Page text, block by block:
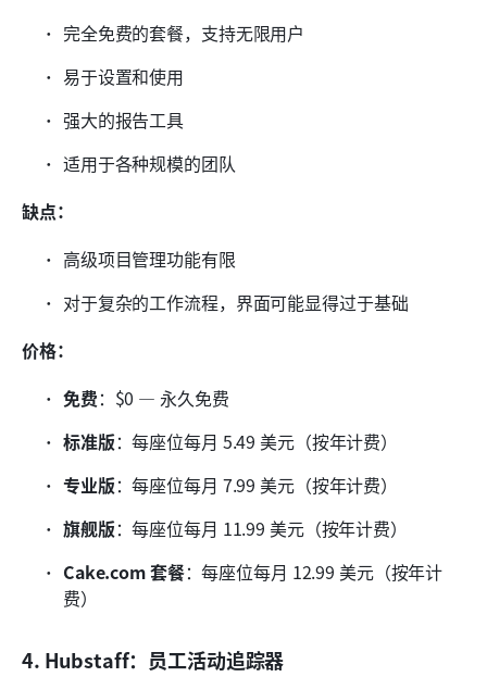
完全免费的套餐，支持无限用户
易于设置和使用
强大的报告工具
适用于各种规模的团队
缺点：
高级项目管理功能有限
对于复杂的工作流程，界面可能显得过于基础
价格：
免费：$0 — 永久免费
标准版：每座位每月 5.49 美元（按年计费）
专业版：每座位每月 7.99 美元（按年计费）
旗舰版：每座位每月 11.99 美元（按年计费）
Cake.com 套餐：每座位每月 12.99 美元（按年计
费）
4. Hubstaff：员工活动追踪器